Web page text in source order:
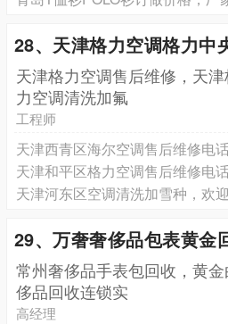
28、天津格力空调格力中
天津格力空调售后维修，天
力空调清洗加氟
工程师
天津西青区海尔空调售后维修电
天津和平区格力空调售后维修电
天津河东区空调清洗加雪种，欢
29、万奢奢侈品包表黄金
常州奢侈品手表包回收，黄
侈品回收连锁实
高经理